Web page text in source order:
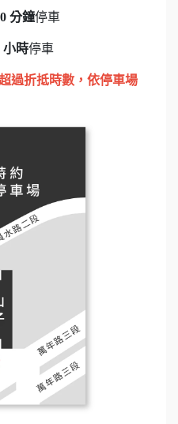
分鐘停車
小時停車
過折抵時數，依停車場